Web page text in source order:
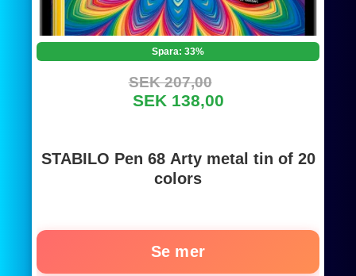
Spara: 33%
SEK 207,00
SEK 138,00
STABILO Pen 68 Arty metal tin of 20
colors
Se mer